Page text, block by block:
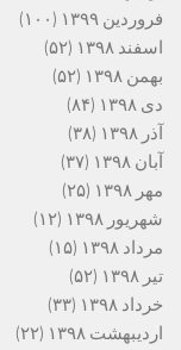
فروردین ۱۳۹۹
(۱۰۰)
اسفند ۱۳۹۸
(۵۲)
بهمن ۱۳۹۸
(۵۲)
دی ۱۳۹۸
(۸۴)
آذر ۱۳۹۸
(۳۸)
آبان ۱۳۹۸
(۳۷)
مهر ۱۳۹۸
(۲۵)
شهریور ۱۳۹۸
(۱۲)
مرداد ۱۳۹۸
(۱۵)
تیر ۱۳۹۸
(۵۲)
خرداد ۱۳۹۸
(۳۳)
اردیبهشت ۱۳۹۸
(۲۲)